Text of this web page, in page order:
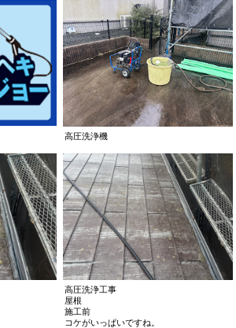
高圧洗浄機
高圧洗浄工事
屋根
施工前
コケがいっぱいですね。